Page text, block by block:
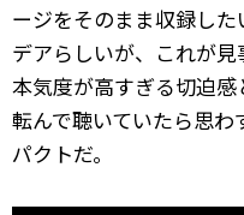
ージをそのまま収録し
デアらしいが、これが見
本気度が高すぎる切迫
転んで聴いていたら思
パクトだ。